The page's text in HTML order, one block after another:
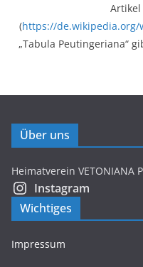
(https://de.wikipedia.org/
„Tabula Peutingeriana“
Über uns
Heimatverein VETONIANA
Instagram
Wichtiges
Impressum